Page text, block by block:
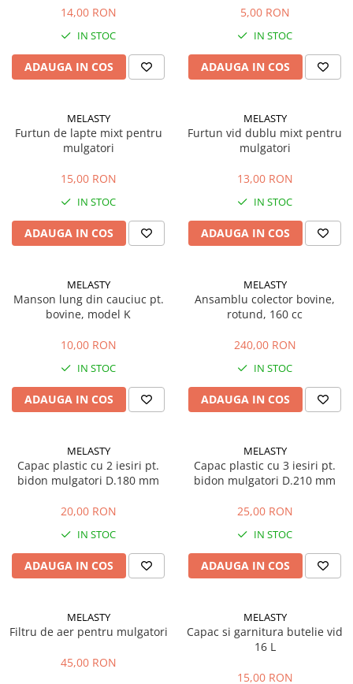
Razatoare branzeturi
Storcatoare de rosii
Accesorii articole de bucatarie
Gradina & Terasa
Depozitare gradina
Gratare si accesorii
Echipamente curatenie
Aparate de spalat cu presiune
Aspiratoare
Freze de zapada
Suflante & Aspiratoare frunze
Accesorii echipamente curatenie
Dispozitive de imprastiat si
Unelte taiat
Lopeti pentru zapada
Sere si solarii
Plase si folii pentru gradinarit
Alte unelte de gradinarit
Echipamente de protectie pentru
Casti de protectie
Manusi de lucru
Electrice si Iluminat
Sisteme fotovoltaice
Prize & Prelungitoare
14,00 RON
IN STOC
ADAUGA IN COS
5,00 RON
IN STOC
ADAUGA IN COS
MELASTY
Furtun de lapte mixt pentru
mulgatori
15,00 RON
IN STOC
ADAUGA IN COS
MELASTY
Furtun vid dublu mixt pentru
mulgatori
13,00 RON
IN STOC
ADAUGA IN COS
MELASTY
Manson lung din cauciuc pt.
bovine, model K
10,00 RON
IN STOC
ADAUGA IN COS
MELASTY
Ansamblu colector bovine,
rotund, 160 cc
240,00 RON
IN STOC
ADAUGA IN COS
MELASTY
Capac plastic cu 2 iesiri pt.
bidon mulgatori D.180 mm
20,00 RON
IN STOC
ADAUGA IN COS
MELASTY
Capac plastic cu 3 iesiri pt.
bidon mulgatori D.210 mm
25,00 RON
IN STOC
ADAUGA IN COS
MELASTY
Filtru de aer pentru mulgatori
45,00 RON
MELASTY
Capac si garnitura butelie vid
16 L
15,00 RON